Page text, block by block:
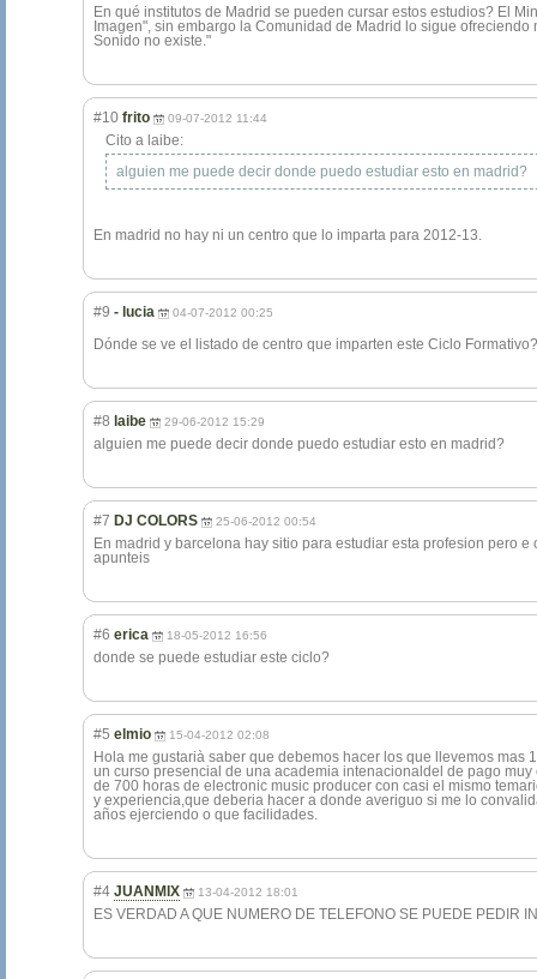
En qué institutos de Madrid se pueden cursar estos estudios? El
Imagen", sin embargo la Comunidad de Madrid lo sigue
Sonido no existe."
#10 frito 09-07-2012 11:44
Cito a laibe:
alguien me puede decir donde puedo estudiar esto en madrid?
En madrid no hay ni un centro que lo imparta para 2012-13.
#9 - lucia 04-07-2012 00:25
Dónde se ve el listado de centro que imparten este Ciclo
#8 laibe 29-06-2012 15:29
alguien me puede decir donde puedo estudiar esto en madrid?
#7 DJ COLORS 25-06-2012 00:54
En madrid y barcelona hay sitio para estudiar esta profesion pero
apunteis
#6 erica 18-05-2012 16:56
donde se puede estudiar este ciclo?
#5 elmio 15-04-2012 02:08
Hola me gustarià saber que debemos hacer los que llevemos mas
un curso presencial de una academia intenacionaldel de pago
de 700 horas de electronic music producer con casi el mismo
y experiencia,que deberia hacer a donde averiguo si me lo
años ejerciendo o que facilidades.
#4 JUANMIX 13-04-2012 18:01
ES VERDAD A QUE NUMERO DE TELEFONO SE PUEDE PEDIR